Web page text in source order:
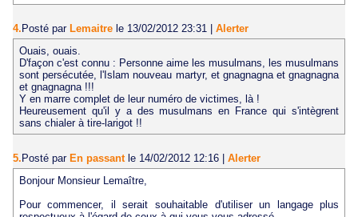
4.Posté par Lemaitre le 13/02/2012 23:31 | Alerter
Ouais, ouais.
D'façon c'est connu : Personne aime les musulmans, les musulmans
sont persécutée, l'Islam nouveau martyr, et gnagnagna et gnagnagna
et gnagnagna !!!
Y en marre complet de leur numéro de victimes, là !
Heureusement qu'il y a des musulmans en France qui s'intègrent
sans chialer à tire-larigot !!
5. Posté par En passant le 14/02/2012 12:16
Alerter
Bonjour Monsieur Lemaître,
Pour commencer, il serait souhaitable d'utiliser un langage plus